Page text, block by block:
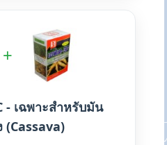
+
- เฉพาะสำหรับมัน
(Cassava)